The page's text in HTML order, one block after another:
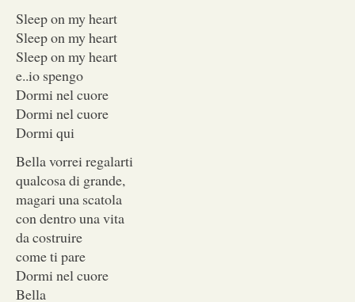
Sleep on my heart
Sleep on my heart
Sleep on my heart
e..io spengo
Dormi nel cuore
Dormi nel cuore
Dormi qui
Bella vorrei regalarti
qualcosa di grande,
magari una scatola
con dentro una vita
da costruire
come ti pare
Dormi nel cuore
Bella